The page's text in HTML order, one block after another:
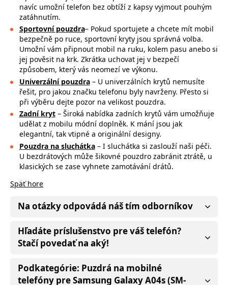
navíc umožní telefon bez obtíží z kapsy vyjmout pouhým
zatáhnutím.
Sportovní pouzdra– Pokud sportujete a chcete mít mobil
bezpečně po ruce, sportovní kryty jsou správná volba.
Umožní vám připnout mobil na ruku, kolem pasu anebo si
jej pověsit na krk. Zkrátka uchovat jej v bezpečí
způsobem, který vás neomezí ve výkonu.
Univerzální pouzdra – U univerzálních krytů nemusíte
řešit, pro jakou značku telefonu byly navrženy. Přesto si
při výběru dejte pozor na velikost pouzdra.
Zadní kryt– Široká nabídka zadních krytů vám umožňuje
udělat z mobilu módní doplněk. K mání jsou jak
elegantní, tak vtipné a originální designy.
Pouzdra na sluchátka– I sluchátka si zaslouží naši péči.
U bezdrátových může šikovné pouzdro zabránit ztrátě, u
klasických se zase vyhnete zamotávání drátů.
Späť hore
Na otázky odpovádá náš tím odborníkov
Hľadáte príslušenstvo pre váš telefón?
Stačí povedať na aký!
Podkategórie: Puzdrá na mobilné
telefóny pre Samsung Galaxy A04s (SM-